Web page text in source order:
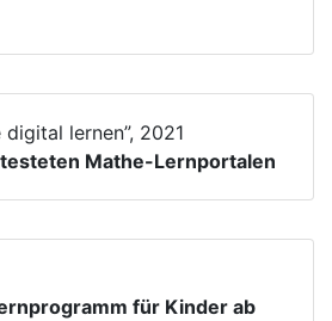
digital lernen”, 2021
Mathe-Lernportalen
für Kinder ab